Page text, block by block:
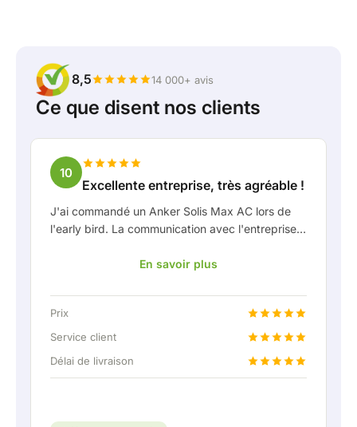
8,5 14 000+ avis
Ce que disent nos clients
10
Excellente entreprise, très agréable !
J'ai commandé un Anker Solis Max AC lors de
l'early bird. La communication avec l'entreprise,
en tant que client. Rico m'a tenu bien informé de
partagée. Après avoir convenu de la livraison, on
m'a même proposé gratuitement une connexion
fixe pour pouvoir raccorder la batterie
super, évidemment. En bref : une entreprise très
En savoir plus
Prix
Service client
Délai de livraison